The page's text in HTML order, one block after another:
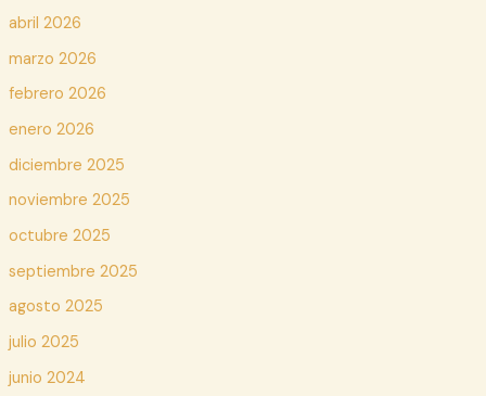
abril 2026
marzo 2026
febrero 2026
enero 2026
diciembre 2025
noviembre 2025
octubre 2025
septiembre 2025
agosto 2025
julio 2025
junio 2024